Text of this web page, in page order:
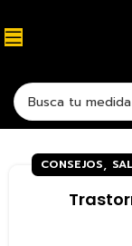
CONSEJOS,